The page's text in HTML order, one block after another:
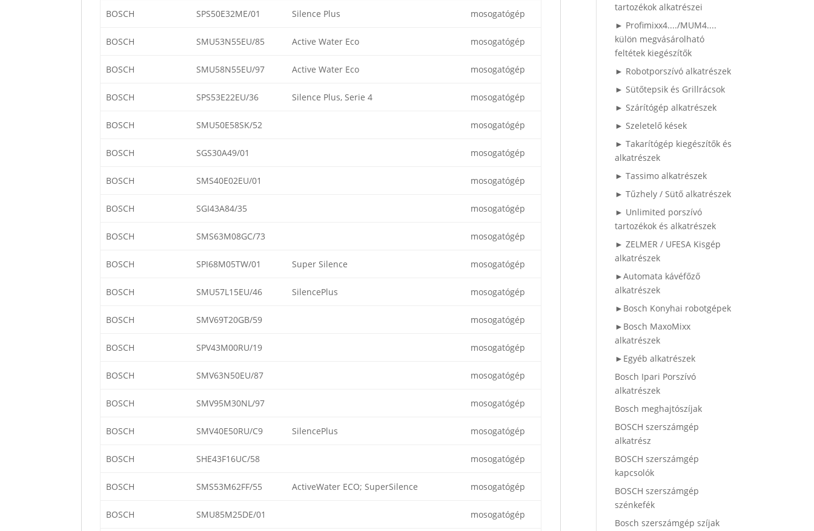
BOSCH SPS50E32ME/01 Silence Plus mosogatógép
BOSCH SMU53N55EU/85 Active Water Eco mosogatógép
BOSCH SMU58N55EU/97 Active Water Eco mosogatógép
BOSCH SPS53E22EU/36 Silence Plus, Serie 4 mosogatógép
BOSCH SMU50E58SK/52 mosogatógép
BOSCH SGS30A49/01 mosogatógép
BOSCH SMS40E02EU/01 mosogatógép
BOSCH SGI43A84/35 mosogatógép
BOSCH SMS63M08GC/73 mosogatógép
BOSCH SPI68M05TW/01 Super Silence mosogatógép
BOSCH SMU57L15EU/46 SilencePlus mosogatógép
BOSCH SMV69T20GB/59 mosogatógép
BOSCH SPV43M00RU/19 mosogatógép
BOSCH SMV63N50EU/87 mosogatógép
BOSCH SMV95M30NL/97 mosogatógép
BOSCH SMV40E50RU/C9 SilencePlus mosogatógép
BOSCH SHE43F16UC/58 mosogatógép
BOSCH SMS53M62FF/55 ActiveWater ECO; SuperSilence mosogatógép
BOSCH SMU85M25DE/01 mosogatógép
tartozékok alkatrészei
► Profimixx4..../MUM4....
külön megvásárolható
feltétek kiegészítők
► Robotporszívó alkatrészek
► Sütőtepsik és Grillrácsok
► Szárítógép alkatrészek
► Szeletelő kések
► Takarítógép kiegészítők és
alkatrészek
► Tassimo alkatrészek
► Tűzhely / Sütő alkatrészek
► Unlimited porszívó
tartozékok és alkatrészek
► ZELMER / UFESA Kisgép
alkatrészek
►Automata kávéfőző
alkatrészek
►Bosch Konyhai robotgépek
►Bosch MaxoMixx
alkatrészek
►Egyéb alkatrészek
Bosch Ipari Porszívó
alkatrészek
Bosch meghajtószíjak
BOSCH szerszámgép
alkatrész
BOSCH szerszámgép
kapcsolók
BOSCH szerszámgép
szénkefék
Bosch szerszámgép szíjak